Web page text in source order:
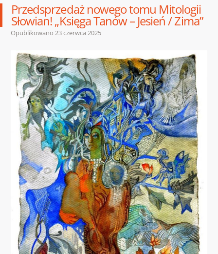
Przedsprzedaż nowego tomu Mitologii
Słowian! „Księga Tanów – Jesień / Zima”
Opublikowano 23 czerwca 2025